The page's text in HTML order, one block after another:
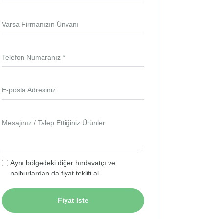
Varsa Firmanızın Ünvanı
Telefon Numaranız *
E-posta Adresiniz
Mesajınız / Talep Ettiğiniz Ürünler
Aynı bölgedeki diğer hırdavatçı ve
nalburlardan da fiyat teklifi al
Fiyat İste